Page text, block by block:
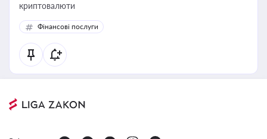
криптовалюти
Фінансові послуги